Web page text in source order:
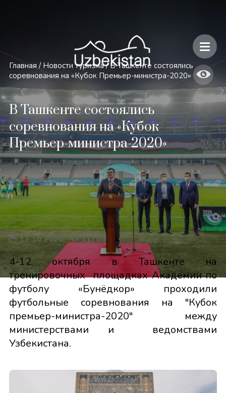
Главная / Новости туризма / В Ташкенте состоялись
соревнования на «Кубок Премьер-министра-2020»
В Ташкенте состоялись
соревнования на «Кубок
Премьер-министра-2020»
13.10.2020 11784
4-12 октября в Ташкенте на
тренировочных площадках Академии по
футболу «Бунёдкор» проходили
футбольные соревнования на "Кубок
премьер-министра-2020" между
министерствами и ведомствами
Узбекистана.